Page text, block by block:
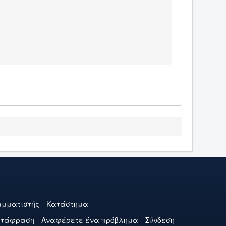
Κατάστημα
Αναφέρετε ένα πρόβλημα Σύνδεση